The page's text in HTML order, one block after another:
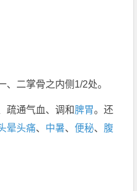
、二掌骨之内侧1/2处。
疏通气血、调和脾胃。还
晕头痛、 中暑、便秘、 腹